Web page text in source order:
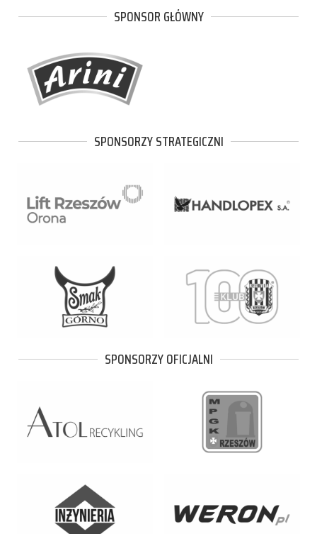
SPONSOR GŁÓWNY
SPONSORZY STRATEGICZNI
SPONSORZY OFICJALNI